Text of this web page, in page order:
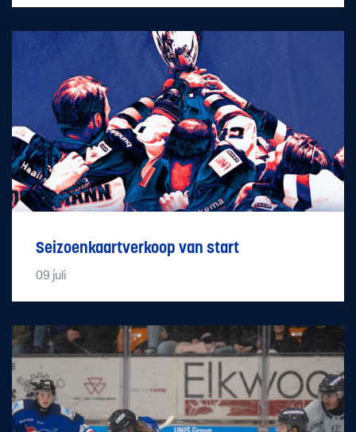
Seizoenkaartverkoop van start
09 juli